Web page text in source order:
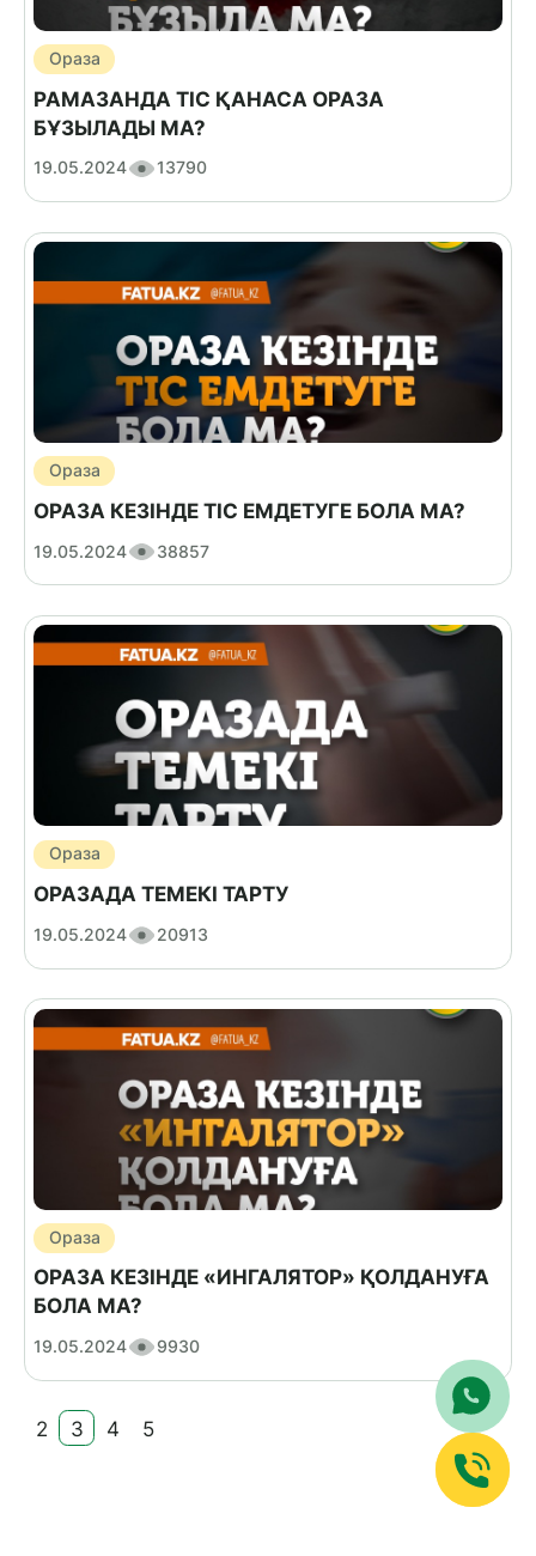
Ораза
РАМАЗАНДА ТІС ҚАНАСА ОРАЗА
БҰЗЫЛАДЫ МА?
19.05.2024 13790
Ораза
ОРАЗА КЕЗІНДЕ ТІС ЕМДЕТУГЕ БОЛА МА?
19.05.2024 38857
Ораза
ОРАЗАДА ТЕМЕКІ ТАРТУ
19.05.2024 20913
Ораза
ОРАЗА КЕЗІНДЕ «ИНГАЛЯТОР» ҚОЛДАНУҒА
БОЛА МА?
19.05.2024 9930
2 3 4 5